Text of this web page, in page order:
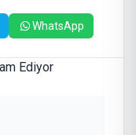
WhatsApp